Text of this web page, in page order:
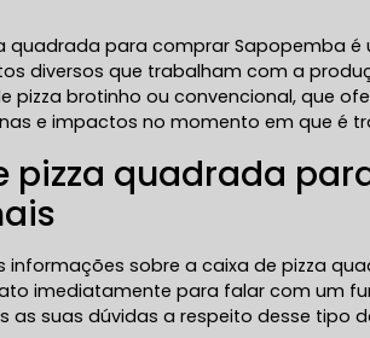
quadrada para comprar Sapopemba
diversos que trabalham com a
pizza brotinho ou convencional, que
e impactos no momento em que é
pizza quadrada
informações sobre a caixa de pizza
imediatamente para falar com um
as suas dúvidas a respeito desse tipo